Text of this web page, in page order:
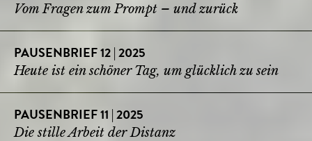
Vom Fragen zum Prompt – und zurück
PAUSENBRIEF 12 | 2025
Heute ist ein schöner Tag, um glücklich zu sein
PAUSENBRIEF 11 | 2025
Die stille Arbeit der Distanz